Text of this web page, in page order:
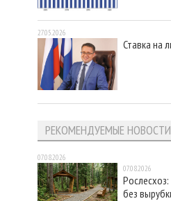
27.05.2026
Ставка на
РЕКОМЕНДУЕМЫЕ НОВОСТИ
07.08.2026
07.08.2026
без